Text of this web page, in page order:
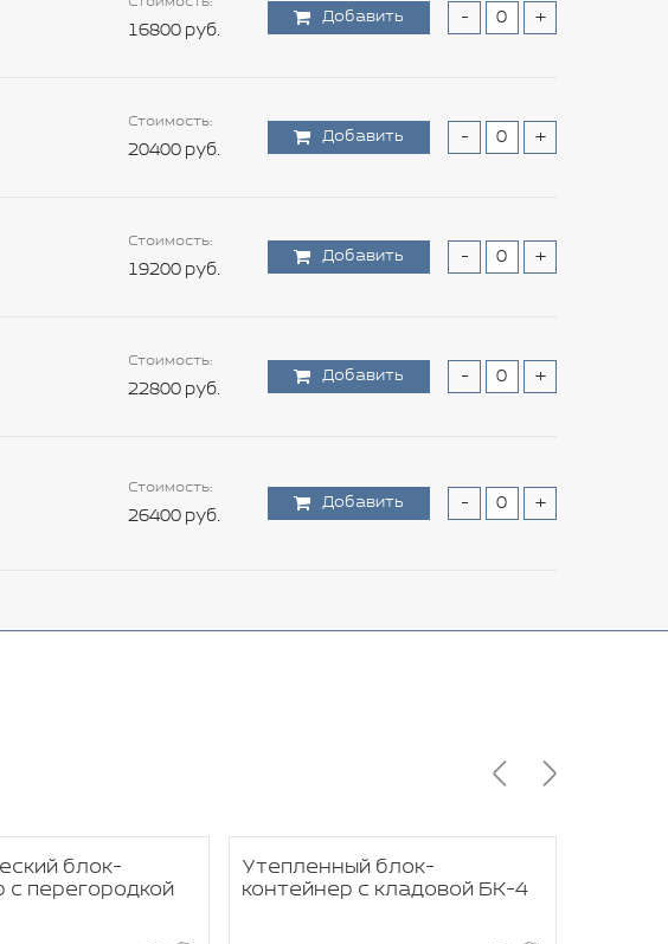
16800 руб.
Добавить - +
Стоимость:
20400 руб.
Добавить - +
Стоимость:
19200 руб.
Добавить - +
Стоимость:
22800 руб.
Добавить - +
Стоимость:
26400 руб.
Добавить - +
блок-
с перегородкой
Утепленный блок-
контейнер с кладовой БК-4